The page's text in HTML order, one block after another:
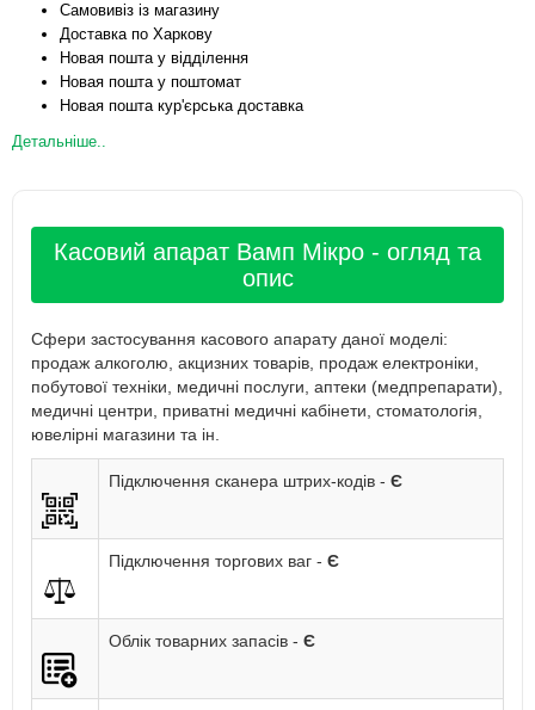
Самовивіз із магазину
Доставка по Харкову
Новая пошта у відділення
Новая пошта у поштомат
Новая пошта кур'єрська доставка
Детальніше..
Касовий апарат Вамп Мікро - огляд та
опис
Сфери застосування касового апарату даної моделі:
продаж алкоголю, акцизних товарів, продаж електроніки,
побутової техніки, медичні послуги, аптеки (медпрепарати),
медичні центри, приватні медичні кабінети, стоматологія,
ювелірні магазини та ін.
Підключення сканера штрих-кодів - Є
Підключення торгових ваг - Є
Облік товарних запасів - Є